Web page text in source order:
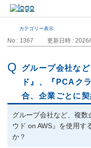
カテゴリー表示
No : 1367 更新日時 :
グループ会社な
ド』、『PCAク
合、企業ごとに
グループ会社など、複数
ウド on AWS』を使用す
か？